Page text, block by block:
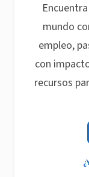
mundo
empleo,
con
recursos